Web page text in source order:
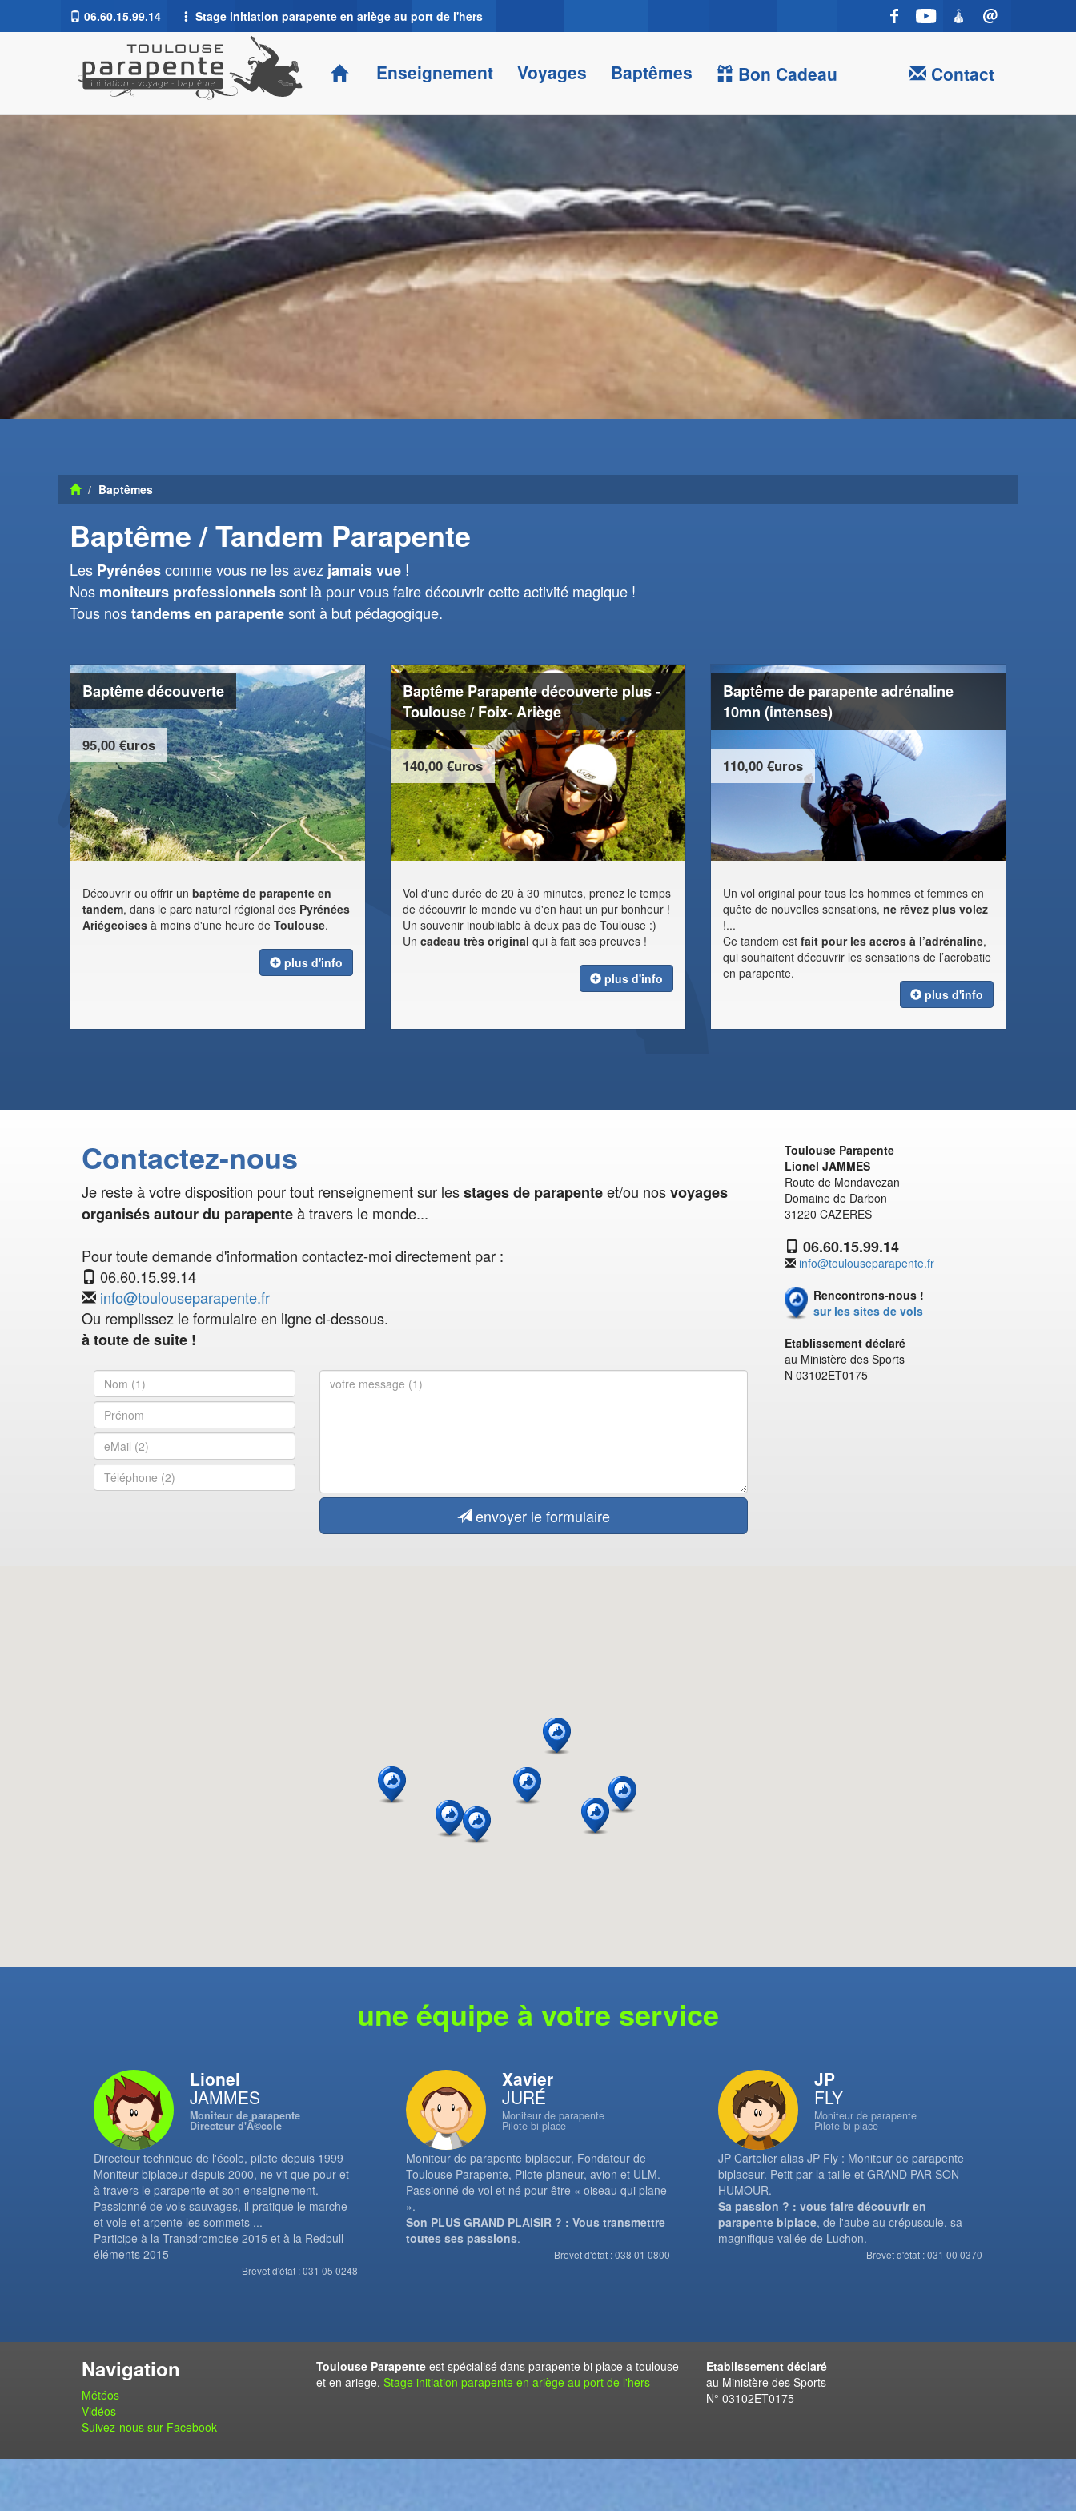
06.60.15.99.14 Stage initiation parapente en ariège au port de l'hers
Enseignement Voyages Baptêmes Bon Cadeau Contact
Baptêmes
Baptême / Tandem Parapente
Les Pyrénéescomme vous ne les avez jamais vue !
Nos moniteurs professionnelssont là pour vous faire découvrir cette activité magique !
Tous nostandems en parapentesont à but pédagogique.
Baptême découverte
95,00 €uros
Découvrir ou offrir un baptême de parapente en
tandem, dans le parc naturel régional des Pyrénées
Ariégeoises à moins d'une heure de Toulouse.
plus d'info
Baptême Parapente découverte plus -
Toulouse / Foix- Ariège
140,00 €uros
Vol d'une durée de 20 à 30 minutes, prenez le temps
de découvrir le monde vu d'en haut un pur bonheur !
Un souvenir inoubliable à deux pas de Toulouse :)
Un cadeau très original qui à fait ses preuves !
plus d'info
Baptême de parapente adrénaline
10mn (intenses)
110,00 €uros
Un vol original pour tous les hommes et femmes en
quête de nouvelles sensations, ne rêvez plus volez
!...
Ce tandem est fait pour les accros à l’adrénaline,
qui souhaitent découvrir les sensations de l’acrobatie
en parapente.
plus d'info
Contactez-nous
Je reste à votre disposition pour tout renseignement sur lesstages de parapenteet/ou nosvoyages
organisés autour du parapenteà travers le monde...
Pour toute demande d'information contactez-moi directement par :
06.60.15.99.14
info@toulouseparapente.fr
Ou remplissez le formulaire en ligne ci-dessous.
à toute de suite !
envoyer le formulaire
Toulouse Parapente
Lionel JAMMES
Route de Mondavezan
Domaine de Darbon
31220 CAZERES
06.60.15.99.14
info@toulouseparapente.fr
Rencontrons-nous !
sur les sites de vols
Etablissement déclaré
au Ministère des Sports
N 03102ET0175
une équipe à votre service
Lionel
JAMMES
Moniteur de parapente
Directeur d'Ã©cole
Directeur technique de l'école, pilote depuis 1999
Moniteur biplaceur depuis 2000, ne vit que pour et
à travers le parapente et son enseignement.
Passionné de vols sauvages, il pratique le marche
et vole et arpente les sommets ...
Participe à la Transdromoise 2015 et à la Redbull
éléments 2015
Brevet d'état : 031 05 0248
Xavier
JURÉ
Moniteur de parapente
Pilote bi-place
Moniteur de parapente biplaceur, Fondateur de
Toulouse Parapente, Pilote planeur, avion et ULM.
Passionné de vol et né pour être « oiseau qui plane
».
Son PLUS GRAND PLAISIR ? : Vous transmettre
toutes ses passions.
Brevet d'état : 038 01 0800
JP
FLY
Moniteur de parapente
Pilote bi-place
JP Cartelier alias JP Fly : Moniteur de parapente
biplaceur. Petit par la taille et GRAND PAR SON
HUMOUR.
Sa passion ? : vous faire découvrir en
parapente biplace, de l'aube au crépuscule, sa
magnifique vallée de Luchon.
Brevet d'état : 031 00 0370
Navigation
Météos
Vidéos
Suivez-nous sur Facebook
Toulouse Parapenteest spécialisé dans parapente bi place a toulouse
et en ariege, Stage initiation parapente en ariège au port de l'hers
Etablissement déclaré
au Ministère des Sports
N° 03102ET0175